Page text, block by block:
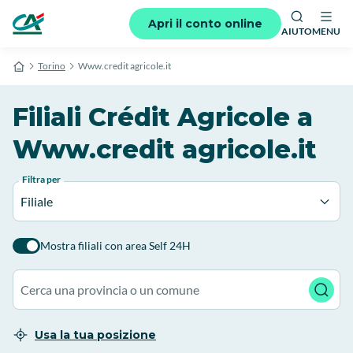
Apri il conto online
AIUTOMENU
Torino Www.credit agricole.it
Filiali Crédit Agricole a
Www.credit agricole.it
Filtra per
Filiale
Mostra filiali con area Self 24H
Usa la tua posizione